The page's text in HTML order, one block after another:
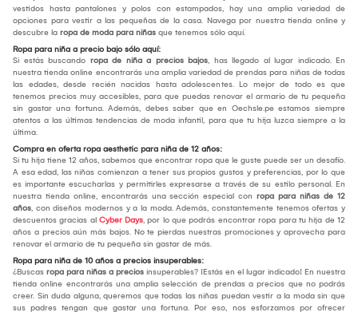
vestidos hasta pantalones y polos con estampados, hay una amplia variedad de
opciones para vestir a las pequeñas de la casa. Navega por nuestra tienda online y
descubre la ropa de moda para niñas que tenemos sólo aquí.
Ropa para niña a precio bajo sólo aquí:
Si estás buscando ropa de niña a precios bajos, has llegado al lugar indicado. En
nuestra tienda online encontrarás una amplia variedad de prendas para niñas de todas
las edades, desde recién nacidas hasta adolescentes. Lo mejor de todo es que
tenemos precios muy accesibles, para que puedas renovar el armario de tu pequeña
sin gastar una fortuna. Además, debes saber que en Oechsle.pe estamos siempre
atentos a las últimas tendencias de moda infantil, para que tu hija luzca siempre a la
última.
Compra en oferta ropa aesthetic para niña de 12 años:
Si tu hija tiene 12 años, sabemos que encontrar ropa que le guste puede ser un desafío.
A esa edad, las niñas comienzan a tener sus propios gustos y preferencias, por lo que
es importante escucharlas y permitirles expresarse a través de su estilo personal. En
nuestra tienda online, encontrarás una sección especial con ropa para niñas de 12
años, con diseños modernos y a la moda. Además, constantemente tenemos ofertas y
descuentos gracias al Cyber Days, por lo que podrás encontrar ropa para tu hija de 12
años a precios aún más bajos. No te pierdas nuestras promociones y aprovecha para
renovar el armario de tu pequeña sin gastar de más.
Ropa para niña de 10 años a precios insuperables:
¿Buscas ropa para niñas a precios insuperables? ¡Estás en el lugar indicado! En nuestra
tienda online encontrarás una amplia selección de prendas a precios que no podrás
creer. Sin duda alguna, queremos que todas las niñas puedan vestir a la moda sin que
sus padres tengan que gastar una fortuna. Por eso, nos esforzamos por ofrecer